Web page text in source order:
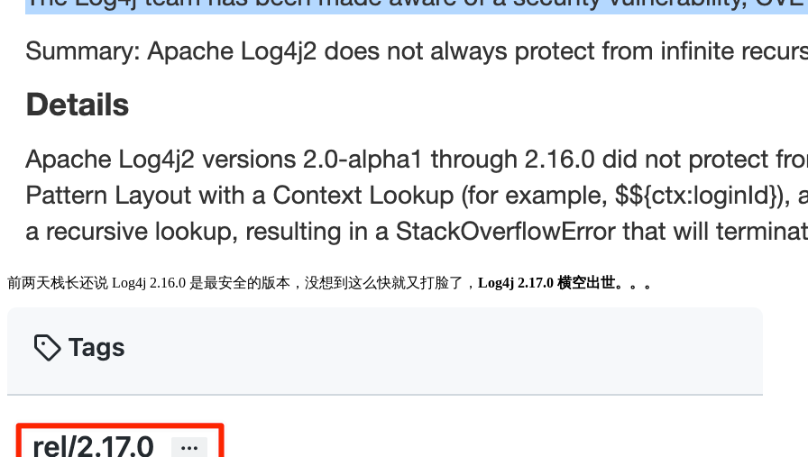
前两天栈长还说 Log4j 2.16.0 是最安全的版本，没想到这么快就又打脸了， Log4j 2.17.0 横空出世。。。